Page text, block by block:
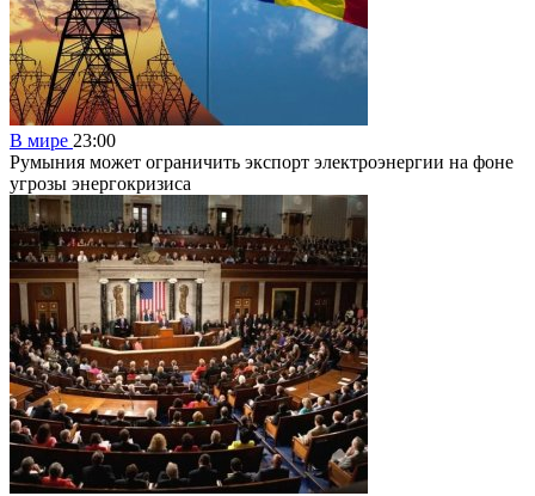
В мире 23:00
Румыния может ограничить экспорт электроэнергии на фоне
угрозы энергокризиса